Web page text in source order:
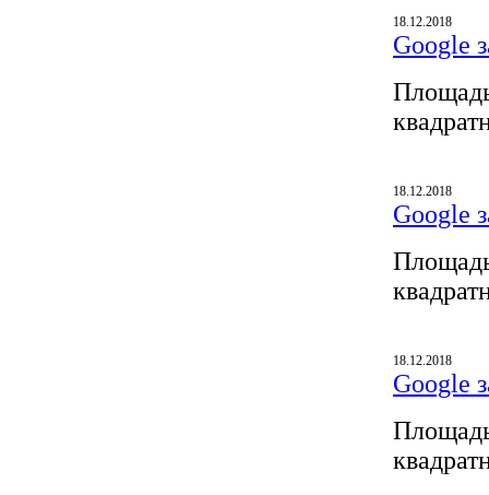
18.12.2018
Google
18.12.2018
Google
18.12.2018
Google